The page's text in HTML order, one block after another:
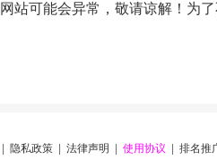
站可能会异常，敬请谅解！为
隐私政策| 法律声明 使用协议 排名推